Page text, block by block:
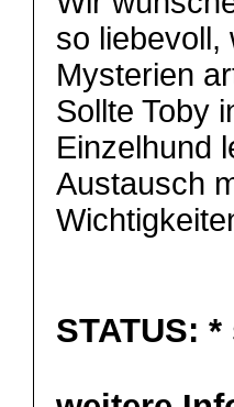
so liebevoll,
Mysterien
Sollte Toby
Einzelhund
Austausch
STATUS: *